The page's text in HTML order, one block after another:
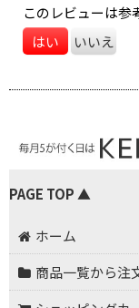
このレビューは参
はい
いいえ
PAGE TOP ▲
ホーム
商品一覧から注